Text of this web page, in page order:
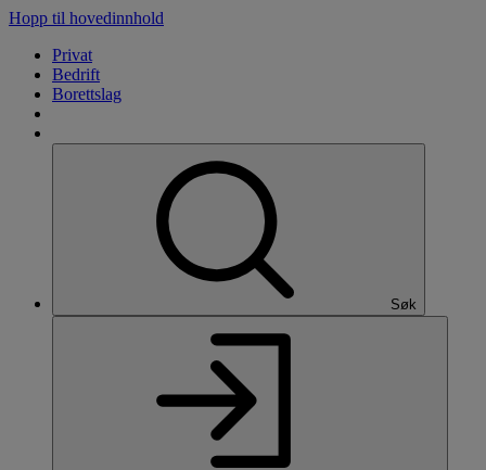
Hopp til hovedinnhold
Privat
Bedrift
Borettslag
Søk